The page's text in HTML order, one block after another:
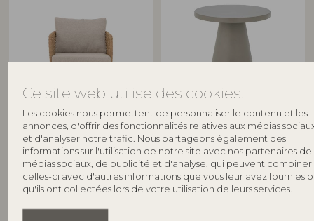
Ce site web utilise des cookies.
Les cookies nous permettent de personnaliser le contenu et les
annonces, d'offrir des fonctionnalités relatives aux médias
et d'analyser notre trafic. Nous partageons également des
informations sur l'utilisation de notre site avec nos partenaires de
médias sociaux, de publicité et d'analyse, qui peuvent combiner
celles-ci avec d'autres informations que vous leur avez fournies
qu'ils ont collectées lors de votre utilisation de leurs services.
BLOOMINGVILLE
Penzano Chaise longue,
Nature, Polyrattan
82064688
L75xH70xW72 cm
Prix de vente indicatif
549,00
BLOOMINGVILLE
Ray Table d'appoint, Gris,
Fibrociment
82064220
D45xH50 cm